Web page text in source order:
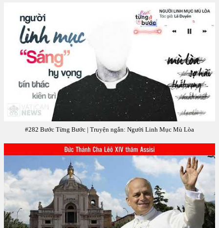
#282 Bước Từng Bước | Truyện ngắn: Người Linh Mục Mù Lòa